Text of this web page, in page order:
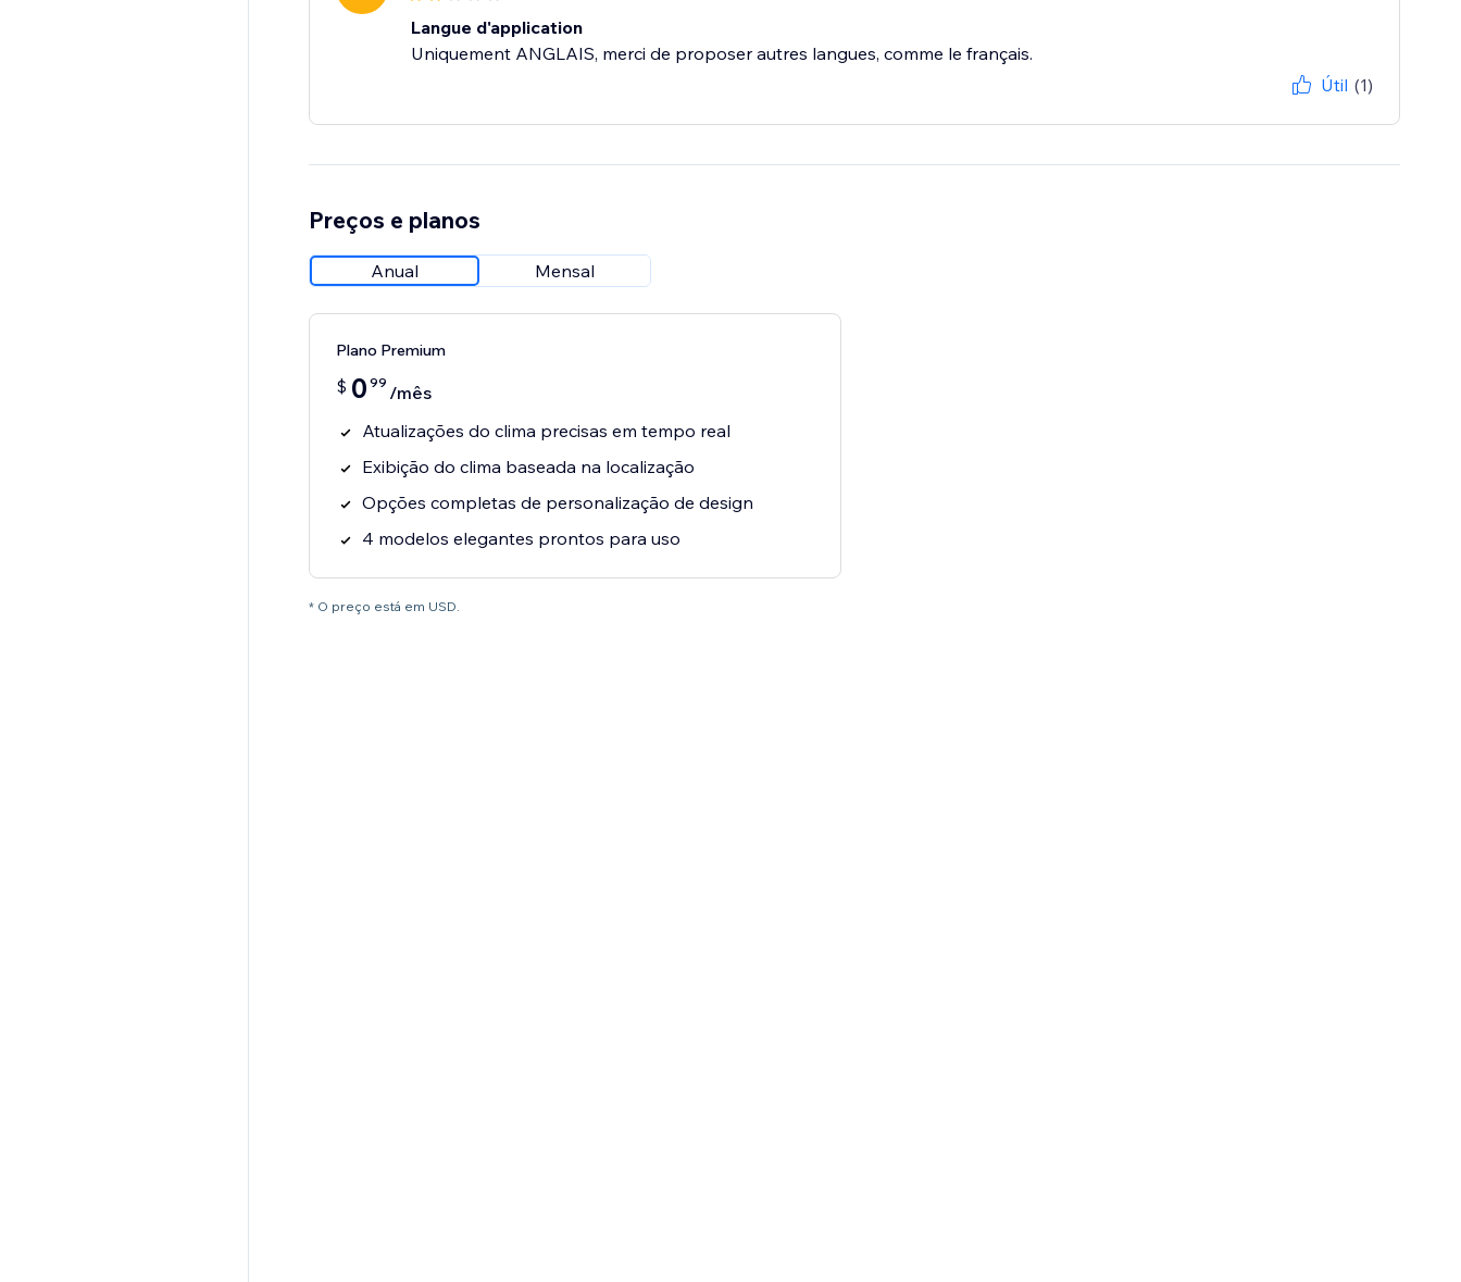
Langue d'application
Uniquement ANGLAIS, merci de proposer autres langues, comme le français.
Útil (1)
Preços e planos
Anual Mensal
Plano Premium
$ 0 99 /mês
Atualizações do clima precisas em tempo real
Exibição do clima baseada na localização
Opções completas de personalização de design
4 modelos elegantes prontos para uso
* O preço está em USD.